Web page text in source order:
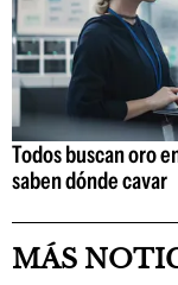
Todos buscan oro
saben dónde cavar
MÁS